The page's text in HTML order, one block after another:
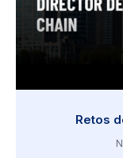
Retos